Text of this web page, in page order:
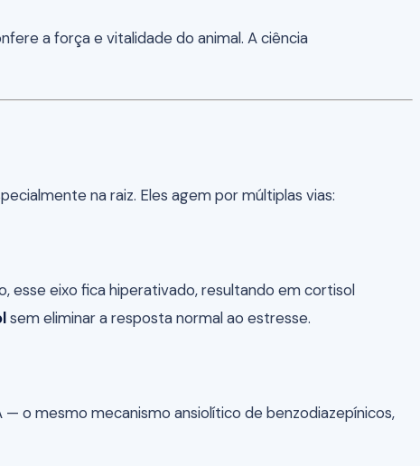
a força e vitalidade do animal. A ciência
na raiz. Eles agem por múltiplas vias:
esse eixo fica hiperativado, resultando em cortisol
sem eliminar a resposta normal ao estresse.
o mesmo mecanismo ansiolítico de benzodiazepínicos,